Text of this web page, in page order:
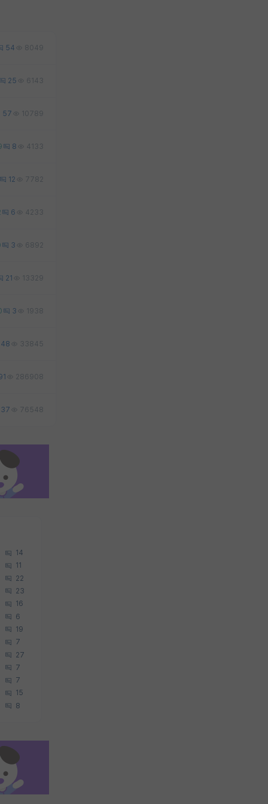
54 8049
25 6143
57 10789
8 4133
12 7782
6 4233
3 6892
21 13329
3 1938
48 33845
286908
37 76548
14
11
22
23
16
6
19
7
27
7
7
15
8